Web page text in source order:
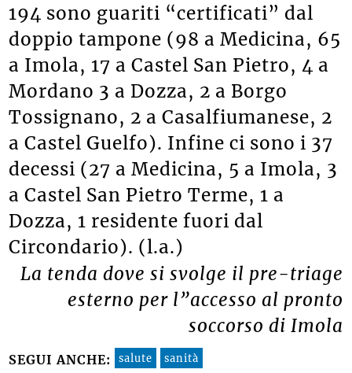
194 sono guariti “certificati” dal
doppio tampone (98 a Medicina, 65
a Imola, 17 a Castel San Pietro, 4 a
Mordano 3 a Dozza, 2 a Borgo
Tossignano, 2 a Casalfiumanese, 2
a Castel Guelfo). Infine ci sono i 37
decessi (27 a Medicina, 5 a Imola, 3
a Castel San Pietro Terme, 1 a
Dozza, 1 residente fuori dal
Circondario). (l.a.)
La tenda dove si svolge il pre-triage
esterno per l”accesso al pronto
soccorso di Imola
SEGUI ANCHE: salute sanità